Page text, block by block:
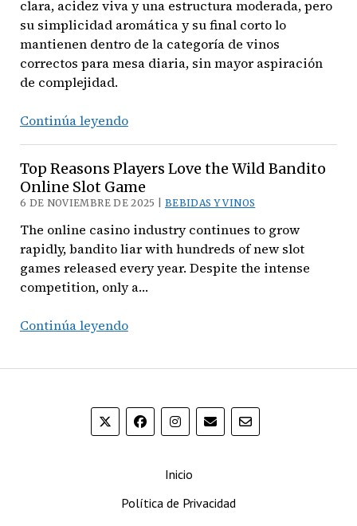
clara, acidez viva y una estructura moderada, pero
su simplicidad aromática y su final corto lo
mantienen dentro de la categoría de vinos
correctos para mesa diaria, sin mayor aspiración
de complejidad.
Continúa leyendoVino:
Montepulciano
d’Abruzzo
Top Reasons Players Love the Wild Bandito
Online Slot Game
6 DE NOVIEMBRE DE 2025 | BEBIDAS Y VINOS
The online casino industry continues to grow
rapidly, bandito liar with hundreds of new slot
games released every year. Despite the intense
competition, only a…
Continúa leyendoTop
Wild
Bandito
Game
Inicio
Política de Privacidad